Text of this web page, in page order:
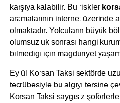
karşıya kalabilir. Bu riskler
aramalarının internet üzerinde
olmaktadır. Yolcuların büyük
olumsuzluk sonrası hangi
bilmediği için mağduriyet
Eylül Korsan Taksi sektörde
tecrübesiyle bu algıyı tersine
Korsan Taksi saygısız